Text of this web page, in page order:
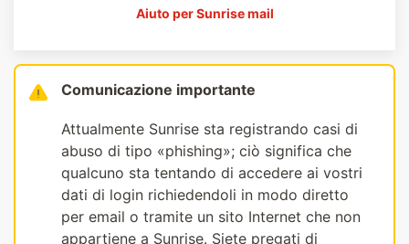
Aiuto per Sunrise mail
Comunicazione importante
Attualmente Sunrise sta registrando casi di
abuso di tipo «phishing»; ciò significa che
qualcuno sta tentando di accedere ai vostri
dati di login richiedendoli in modo diretto
per email o tramite un sito Internet che non
appartiene a Sunrise. Siete pregati di